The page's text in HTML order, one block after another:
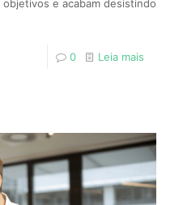
e acabam desistindo
0 Leia mais